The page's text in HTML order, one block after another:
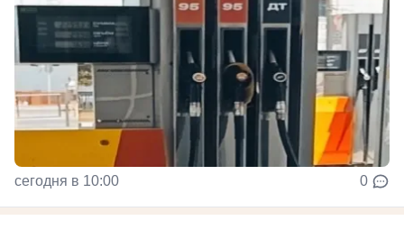
сегодня в 10:00 0